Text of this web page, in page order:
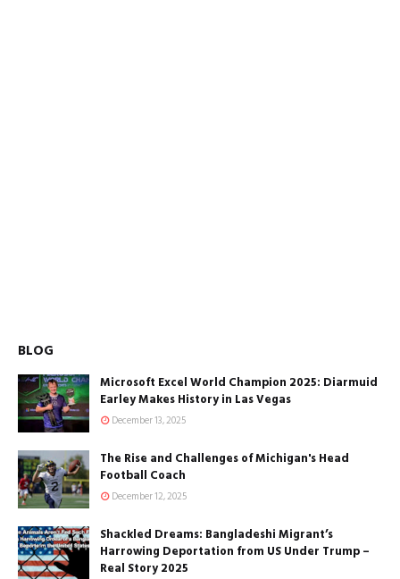
BLOG
Microsoft Excel World Champion 2025: Diarmuid
Earley Makes History in Las Vegas
December 13, 2025
The Rise and Challenges of Michigan's Head
Football Coach
December 12, 2025
Shackled Dreams: Bangladeshi Migrant’s
Harrowing Deportation from US Under Trump –
Real Story 2025